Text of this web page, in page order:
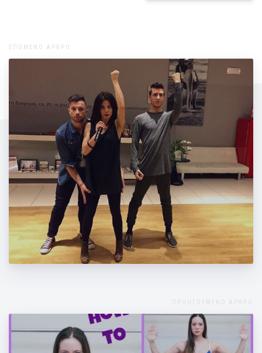
ΕΠΟΜΕΝΟ ΑΡΘΡΟ
Nick Marianos και C Real προετοιμάζονται
για τον ελληνικό τελικό στα PbM!
ΠΡΟΗΓΟΥΜΕΝΟ ΑΡΘΡΟ